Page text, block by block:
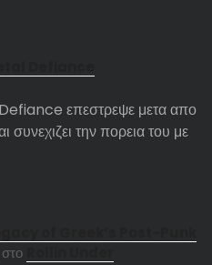
επεστρεψε μετα απο
συνεχιζει την πορεια του με
στο